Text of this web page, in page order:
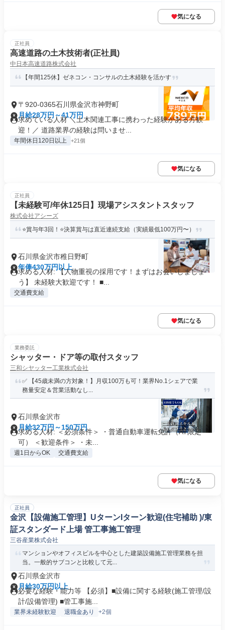
気になる
正社員
高速道路の土木技術者(正社員)
中日本高速道路株式会社
【年間125休】ゼネコン・コンサルの土木経験を活かす
〒920-0365石川県金沢市神野町
月給28万円～41万円
求めている人材 ＼土木関連工事に携わった経験がある方歓
迎！／ 道路業界の経験は問いませ...
年間休日120日以上 +21個
気になる
正社員
【未経験可/年休125日】現場アシスタントスタッフ
株式会社アシーズ
⭐賞与年3回！⭐決算賞与は直近連続支給（実績最低100万円〜）
石川県金沢市稚日野町
年俸430万円以上
求める人材: 【人物重視の採用です！まずはお会いしましょ
う】 未経験大歓迎です！ ■...
交通費支給
気になる
業務委託
シャッター・ドア等の取付スタッフ
三和シヤッター工業株式会社
✅ 【45歳未満の方対象！】月収100万も可！業界No.1シェアで業
務量安定＆営業活動なし...
石川県金沢市
月給32万円～150万円
求める人材: ＜必須条件＞ ・普通自動車運転免許（AT限定
可） ＜歓迎条件＞ ・未...
週1日からOK 交通費支給
気になる
正社員
金沢【設備施工管理】UターンIターン歓迎(住宅補助 )/東
証スタンダード上場 管工事施工管理
三谷産業株式会社
マンションやオフィスビルを中心とした建築設備施工管理業務を担
当。一般的サブコンと比較して元...
石川県金沢市
月給30万円以上
必要な経験・能力等 【必須】■設備に関する経験(施工管理/設
計/設備管理) ■管工事施...
業界未経験歓迎 退職金あり +2個